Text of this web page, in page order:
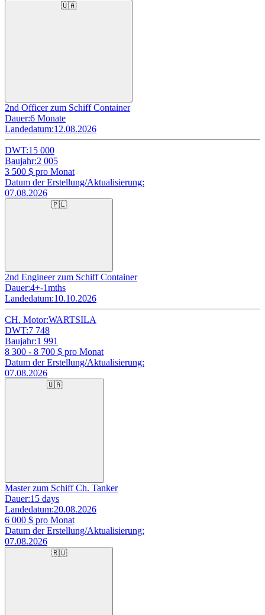
🇺🇦
2nd Officer zum Schiff Container
Dauer:6 Monate
Landedatum:12.08.2026
DWT:15 000
Baujahr:2 005
3 500 $ pro Monat
Datum der Erstellung/Aktualisierung:
07.08.2026
🇵🇱
2nd Engineer zum Schiff Container
Dauer:4+-1mths
Landedatum:10.10.2026
CH. Motor:WARTSILA
DWT:7 748
Baujahr:1 991
8 300 - 8 700 $ pro Monat
Datum der Erstellung/Aktualisierung:
07.08.2026
🇺🇦
Master zum Schiff Ch. Tanker
Dauer:15 days
Landedatum:20.08.2026
6 000 $ pro Monat
Datum der Erstellung/Aktualisierung:
07.08.2026
🇷🇺